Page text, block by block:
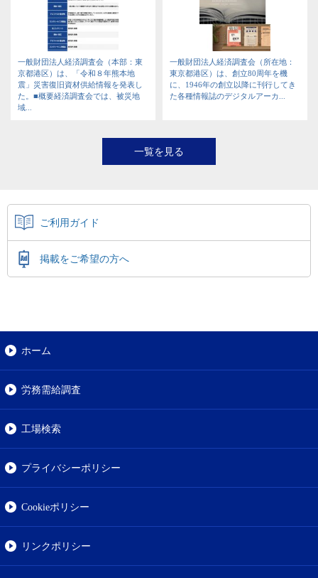
一般財団法人経済調査会（本部：東
京都港区）は、「令和８年熊本地
震」災害復旧資材供給情報を発表し
た。■概要経済調査会では、被災地
域...
一般財団法人経済調査会（所在地：
東京都港区）は、創立80周年を機
に、1946年の創立以降に刊行してき
た各種情報誌のデジタルアーカ...
一覧を見る
ご利用ガイド
掲載をご希望の方へ
ホーム
労務需給調査
工場検索
プライバシーポリシー
Cookieポリシー
リンクポリシー